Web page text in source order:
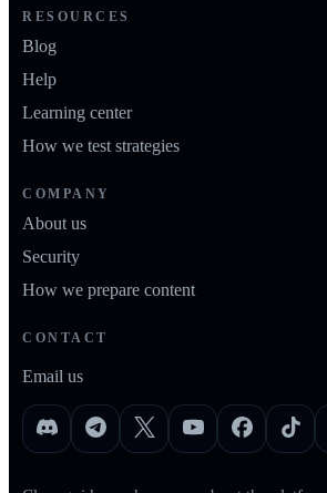
RESOURCES
Blog
Help
Learning center
How we test strategies
COMPANY
About us
Security
How we prepare content
CONTACT
Email us